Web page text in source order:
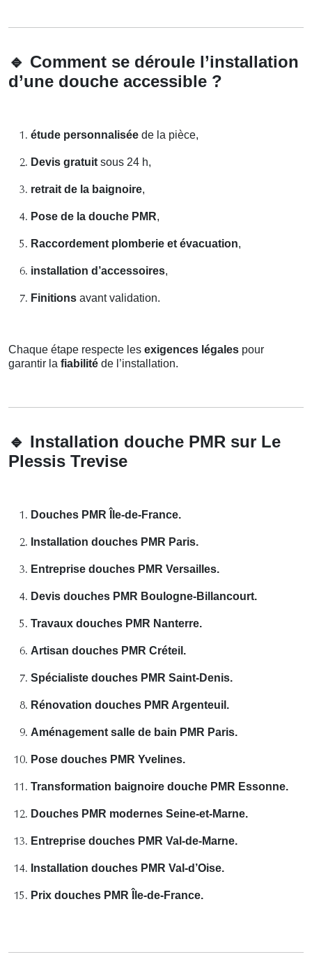
🔹 Comment se déroule l’installation
d’une douche accessible ?
étude personnalisée de la pièce,
Devis gratuit sous 24 h,
retrait de la baignoire,
Pose de la douche PMR,
Raccordement plomberie et évacuation,
installation d’accessoires,
Finitions avant validation.
Chaque étape respecte les exigences légales pour
garantir la fiabilité de l’installation.
🔹 Installation douche PMR sur Le
Plessis Trevise
Douches PMR Île-de-France.
Installation douches PMR Paris.
Entreprise douches PMR Versailles.
Devis douches PMR Boulogne-Billancourt.
Travaux douches PMR Nanterre.
Artisan douches PMR Créteil.
Spécialiste douches PMR Saint-Denis.
Rénovation douches PMR Argenteuil.
Aménagement salle de bain PMR Paris.
Pose douches PMR Yvelines.
Transformation baignoire douche PMR Essonne.
Douches PMR modernes Seine-et-Marne.
Entreprise douches PMR Val-de-Marne.
Installation douches PMR Val-d’Oise.
Prix douches PMR Île-de-France.